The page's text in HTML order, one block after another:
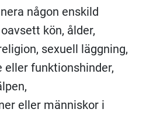
någon enskild
kön, ålder,
sexuell läggning,
eller funktionshinder,
eller människor i